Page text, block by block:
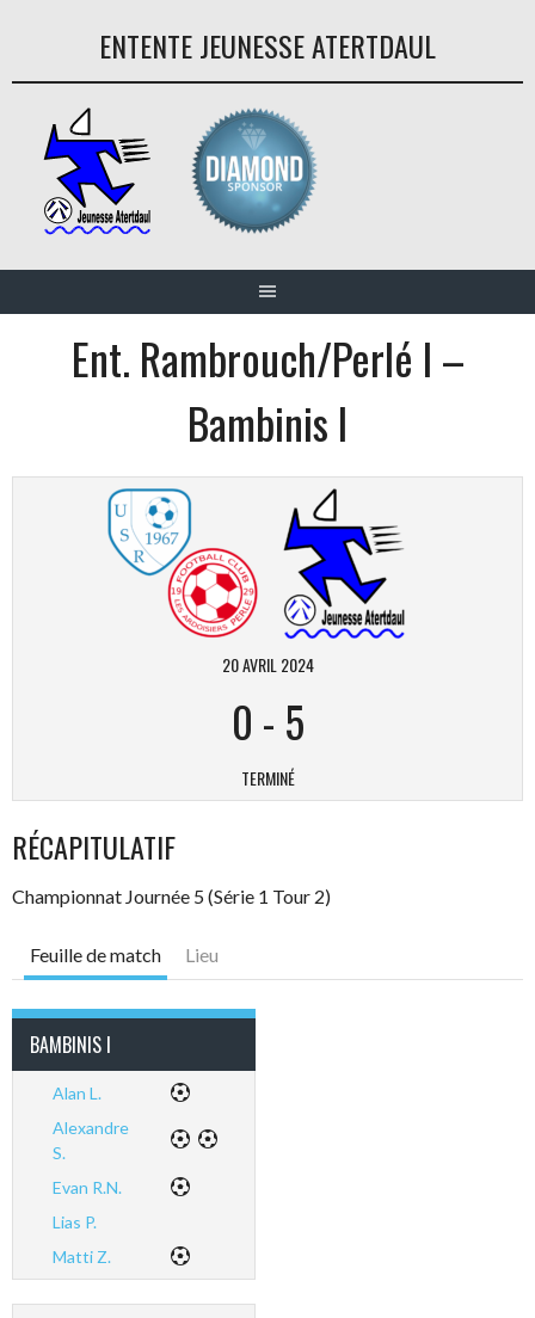
ENTENTE JEUNESSE ATERTDAUL
Ent. Rambrouch/Perlé I –
Bambinis I
20 AVRIL 2024
0 - 5
TERMINÉ
RÉCAPITULATIF
Championnat Journée 5 (Série 1 Tour 2)
Feuille de match Lieu
BAMBINIS I
Alan L.
Alexandre
S.
Evan R.N.
Lias P.
Matti Z.